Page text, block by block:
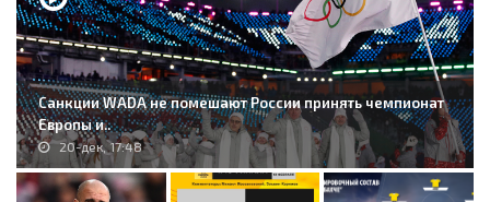
Санкции WADA не помешают России принять чемпионат
Европы и..
20-дек, 17:48